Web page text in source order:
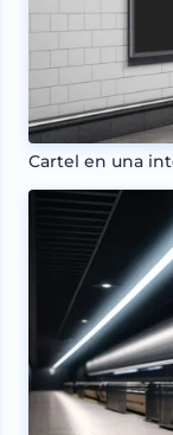
Cartel en una